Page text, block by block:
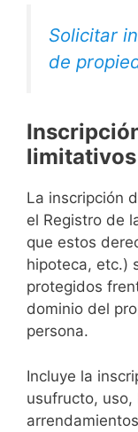
Solicitar
de
La inscripción
el Registro de
que estos
hipoteca, etc.)
protegidos
dominio del
persona.
Incluye la
usufructo,